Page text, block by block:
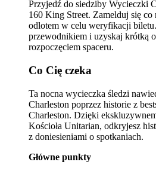
Przyjedź do siedziby Wycieczki
160 King Street. Zamelduj się
odlotem w celu weryfikacji
przewodnikiem i uzyskaj krótką
rozpoczęciem spaceru.
Co Cię czeka
Ta nocna wycieczka śledzi
Charleston poprzez historie z
Charleston. Dzięki
Kościoła Unitarian, odkryjesz
z doniesieniami o spotkaniach.
Główne punkty